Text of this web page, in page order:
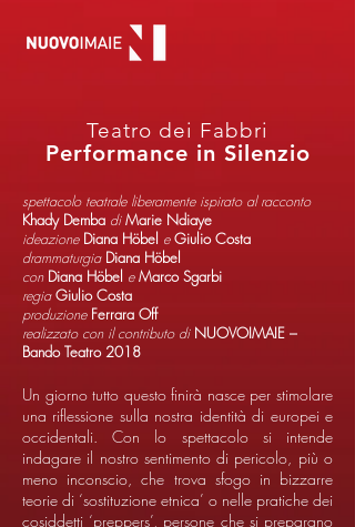
Performance in Silenzio
Teatro dei Fabbri
spettacolo teatrale liberamente ispirato al racconto
Khady Demba diMarie Ndiaye
ideazione Diana Höbel eGiulio Costa
drammaturgia Diana Höbel
con Diana Höbel eMarco Sgarbi
regiaGiulio Costa
produzione Ferrara Off
realizzato con il contributo di NUOVOIMAIE –
Bando Teatro 2018
Un giorno tutto questo finirà nasce per stimolare
una riflessione sulla nostra identità di europei e
occidentali. Con lo spettacolo si intende
indagare il nostro sentimento di pericolo, più o
meno inconscio, che trova sfogo in bizzarre
teorie di ‘sostituzione etnica’ o nelle pratiche dei
cosiddetti ‘preppers’, persone che si preparano